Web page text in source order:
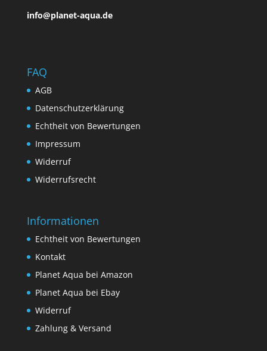
info@planet-aqua.de
FAQ
AGB
Datenschutzerklärung
Echtheit von Bewertungen
Impressum
Widerruf
Widerrufsrecht
Informationen
Echtheit von Bewertungen
Kontakt
Planet Aqua bei Amazon
Planet Aqua bei Ebay
Widerruf
Zahlung & Versand